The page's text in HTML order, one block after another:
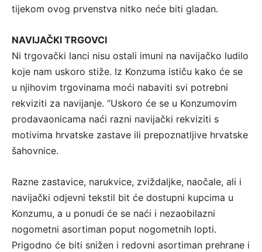
tijekom ovog prvenstva nitko neće biti gladan.
NAVIJAČKI TRGOVCI
Ni trgovački lanci nisu ostali imuni na navijačko ludilo
koje nam uskoro stiže. Iz Konzuma ističu kako će se
u njihovim trgovinama moći nabaviti svi potrebni
rekviziti za navijanje. “Uskoro će se u Konzumovim
prodavaonicama naći razni navijački rekviziti s
motivima hrvatske zastave ili prepoznatljive hrvatske
šahovnice.
Razne zastavice, narukvice, zviždaljke, naočale, ali i
navijački odjevni tekstil bit će dostupni kupcima u
Konzumu, a u ponudi će se naći i nezaobilazni
nogometni asortiman poput nogometnih lopti.
Prigodno će biti snižen i redovni asortiman prehrane i